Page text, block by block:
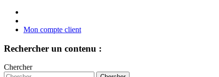
Mon compte client
Rechercher un contenu :
Chercher